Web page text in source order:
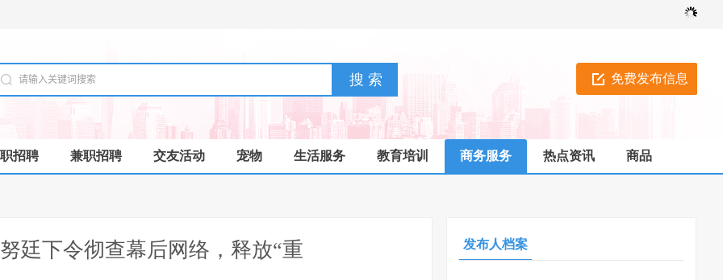
免费发布信息
招聘 兼职招聘 交友活动 宠物 生活服务 教育培训 商务服务 热点资讯 商品
廷下令彻查幕后网络，释放“重 发布人档案